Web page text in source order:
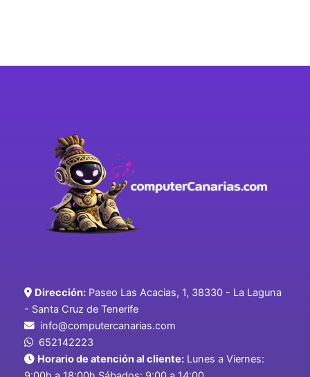
Dirección: Paseo Las Acacias, 1, 38330 - La Laguna
- Santa Cruz de Tenerife
info@computercanarias.com
652142223
Horario de atención al cliente: Lunes a Viernes: